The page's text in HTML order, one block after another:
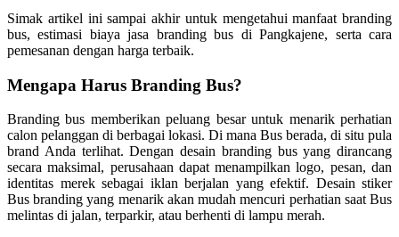
Simak artikel ini sampai akhir untuk mengetahui manfaat branding
bus, estimasi biaya jasa branding bus diPangkajene, serta cara
pemesanan dengan harga terbaik.
Mengapa Harus Branding Bus?
Branding bus memberikan peluang besar untuk menarik perhatian
calon pelanggan di berbagai lokasi. Di mana Bus berada, di situ pula
brand Anda terlihat. Dengan desain branding bus yang dirancang
secara maksimal, perusahaan dapat menampilkan logo, pesan, dan
identitas merek sebagai iklan berjalan yang efektif. Desain stiker
Bus branding yang menarik akan mudah mencuri perhatian saat Bus
melintas di jalan, terparkir, atau berhenti di lampu merah.